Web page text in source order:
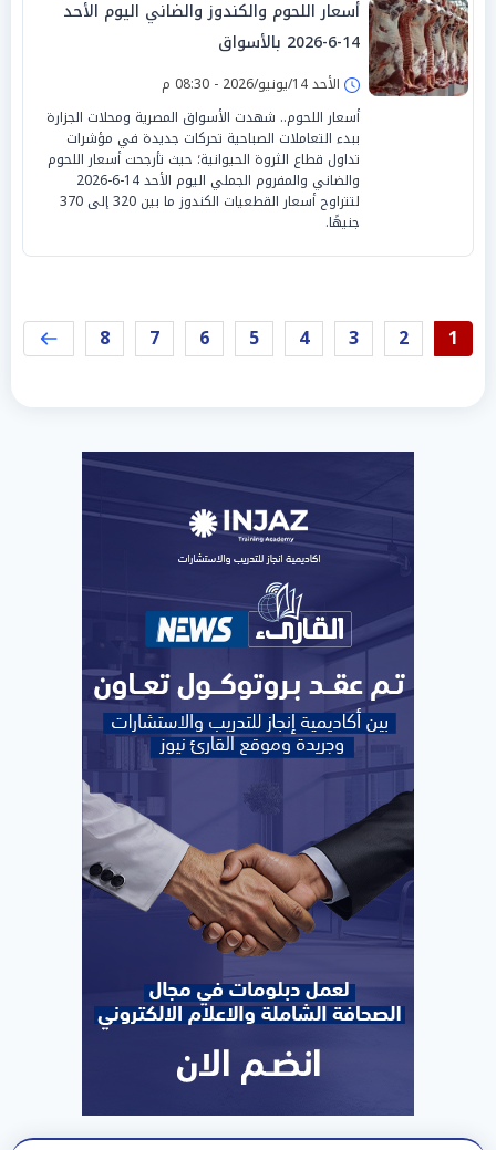
أسعار اللحوم والكندوز والضاني اليوم الأحد
14-6-2026 بالأسواق
الأحد 14/يونيو/2026 - 08:30 م
أسعار اللحوم.. شهدت الأسواق المصرية ومحلات الجزارة
ببدء التعاملات الصباحية تحركات جديدة في مؤشرات
تداول قطاع الثروة الحيوانية؛ حيث تأرجحت أسعار اللحوم
والضاني والمفروم الجملي اليوم الأحد 14-6-2026
لتتراوح أسعار القطعيات الكندوز ما بين 320 إلى 370
جنيهًا.
1
2
3
4
5
6
7
8